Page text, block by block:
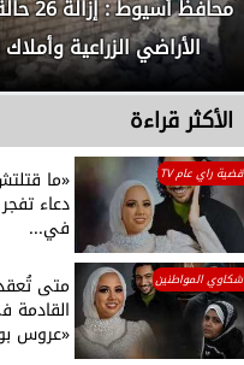
محافظ
الأراضي الزراعية
الأكثر قراءة
قضية راي عام TV «ما
دعاء
في...
شكاوي المواطنين متى
«عروس